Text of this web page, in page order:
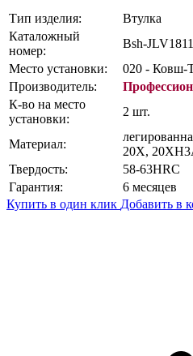
Тип изделия:
Втулка
Каталожный
номер:
Bsh-
Место установки:
020 - Ковш-
Производитель:
К-во на место
установки:
2 шт.
Материал:
20Х,
Твердость:
58-63HRC
Гарантия:
6 месяцев
Купить в один клик Добавить в